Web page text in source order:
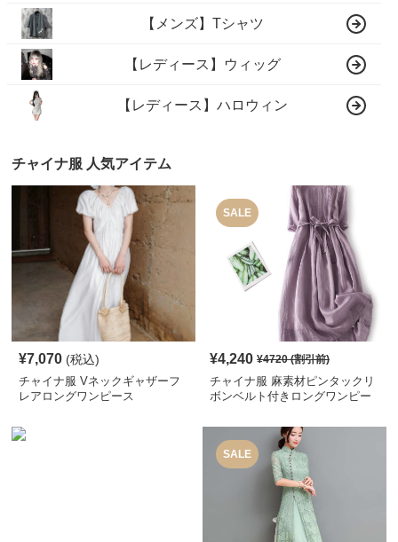
【メンズ】Tシャツ
【レディース】ウィッグ
【レディース】ハロウィン
チャイナ服 人気アイテム
¥7,070 (税込)
チャイナ服 Vネックギャザーフ
レアロングワンピース
SALE
¥4,240 ¥4720(割引前)
チャイナ服 麻素材ピンタックリ
ボンベルト付きロングワンピー
SALE